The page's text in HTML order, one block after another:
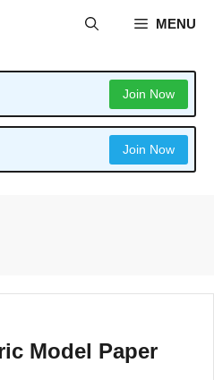
MENU
Join Now
Join Now
Model Paper